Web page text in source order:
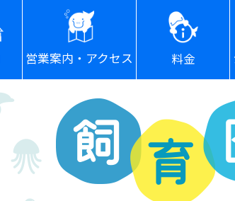
営業案内・アクセス 料金